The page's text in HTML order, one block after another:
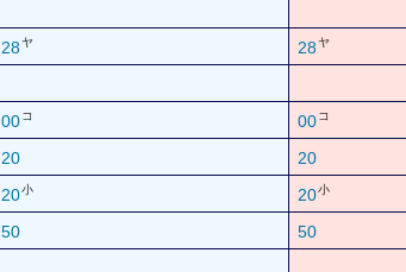
28ヤ 28ヤ
00コ 00コ
20
20
20小 20小
50
50